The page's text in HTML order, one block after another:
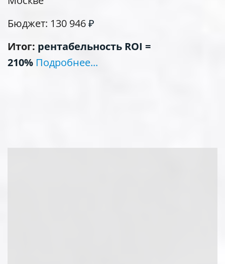
Бюджет: 130 946₽
Итог: рентабельность ROI =
210% Подробнее...